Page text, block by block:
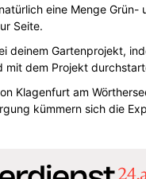
eine Menge
Seite.
deinem Gartenprojekt,
mit dem Projekt
Klagenfurt am
kümmern sich die